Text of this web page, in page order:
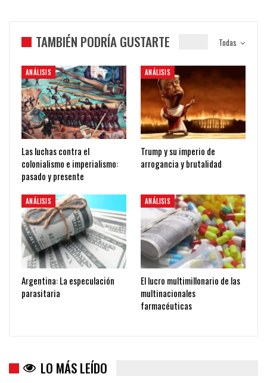
Todas
TAMBIÉN PODRÍA GUSTARTE
ANÁLISIS
Las luchas contra el
colonialismo e imperialismo:
pasado y presente
ANÁLISIS
Trump y su imperio de
arrogancia y brutalidad
ANÁLISIS
Argentina: La especulación
parasitaria
ANÁLISIS
El lucro multimillonario de las
multinacionales
farmacéuticas
LO MÁS LEÍDO